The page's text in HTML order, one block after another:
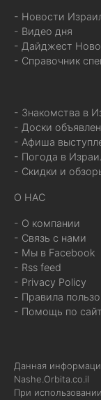
- Новости
- Видео дня
- Дайджест
- Справочник
- Знакомства в
- Доски
- Афиша
- Погода в
- Скидки и
О НАС
- О компании
- Связь с нами
- Мы в Facebook
- Rss feed
- Privacy Policy
- Правила
- Помощь по
Данная
Nashe.Orbita.co.il
При